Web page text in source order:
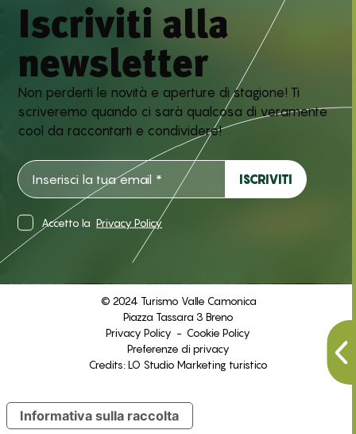
Iscriviti alla
newsletter
Non perderti le novità e aperture di stagione! Ti
scriveremo quando ci sarà qualcosa di veramente
cool da raccontarti e condividere!
Accetto la Privacy Policy
© 2024 Turismo Valle Camonica
Piazza Tassara 3 Breno
Privacy Policy - Cookie Policy
Preferenze di privacy
Credits:LO Studio Marketing turistico
Informativa sulla raccolta